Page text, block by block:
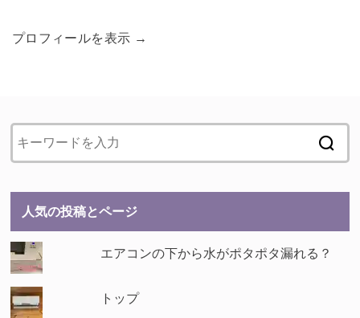
プロフィールを表示 →
人気の投稿とページ
エアコンの下から水がポタポタ漏れる？
トップ